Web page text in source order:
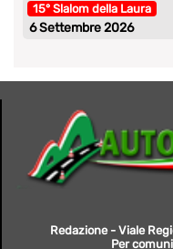
15° Slalom della Laura
6 Settembre 2026
Redazione - Viale
Per